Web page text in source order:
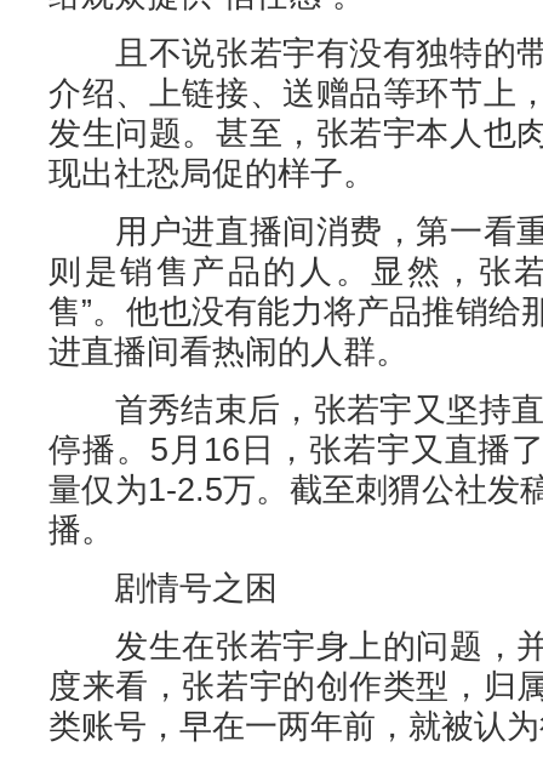
且不说张若宇有没有独特的
介绍、上链接、送赠品等环节上
发生问题。甚至，张若宇本人也
现出社恐局促的样子。
用户进直播间消费，第一看
则是销售产品的人。显然，张
售”。他也没有能力将产品推销给
进直播间看热闹的人群。
首秀结束后，张若宇又坚持直
停播。5月16日，张若宇又直播
量仅为1-2.5万。截至刺猬公社发
播。
剧情号之困
发生在张若宇身上的问题，
度来看，张若宇的创作类型，归
类账号，早在一两年前，就被认